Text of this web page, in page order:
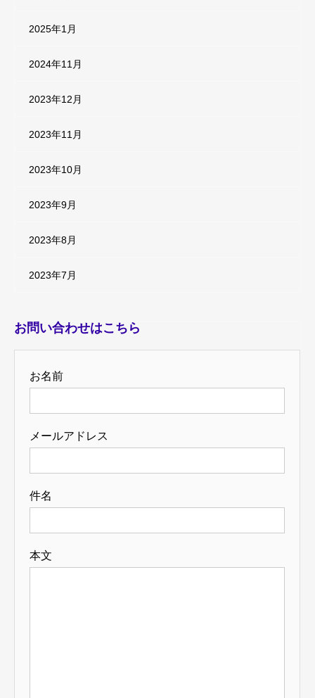
2025年1月
2024年11月
2023年12月
2023年11月
2023年10月
2023年9月
2023年8月
2023年7月
お問い合わせはこちら
お名前
メールアドレス
件名
本文